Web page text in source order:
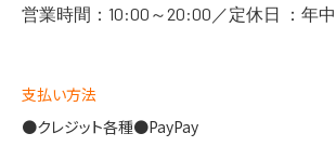
営業時間：10:00～20:00／定休⽇ ：年
支払い方法
●クレジット各種●PayPay